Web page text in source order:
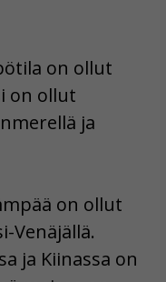
on ollut
on ollut
ja
on ollut
Venäjällä.
ja Kiinassa on